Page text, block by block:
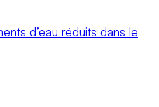
d’eau réduits dans le